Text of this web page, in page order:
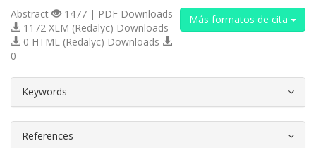
Más formatos de cita
Abstract
1477 | PDF Downloads
1172 XLM (Redalyc) Downloads
0 HTML (Redalyc) Downloads
0
Keywords
References